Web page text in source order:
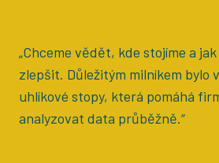
„Chceme vědět, kde stojíme a
zlepšit. Důležitým milníkem bylo
uhlíkové stopy, která pomáhá
analyzovat data průběžně.“